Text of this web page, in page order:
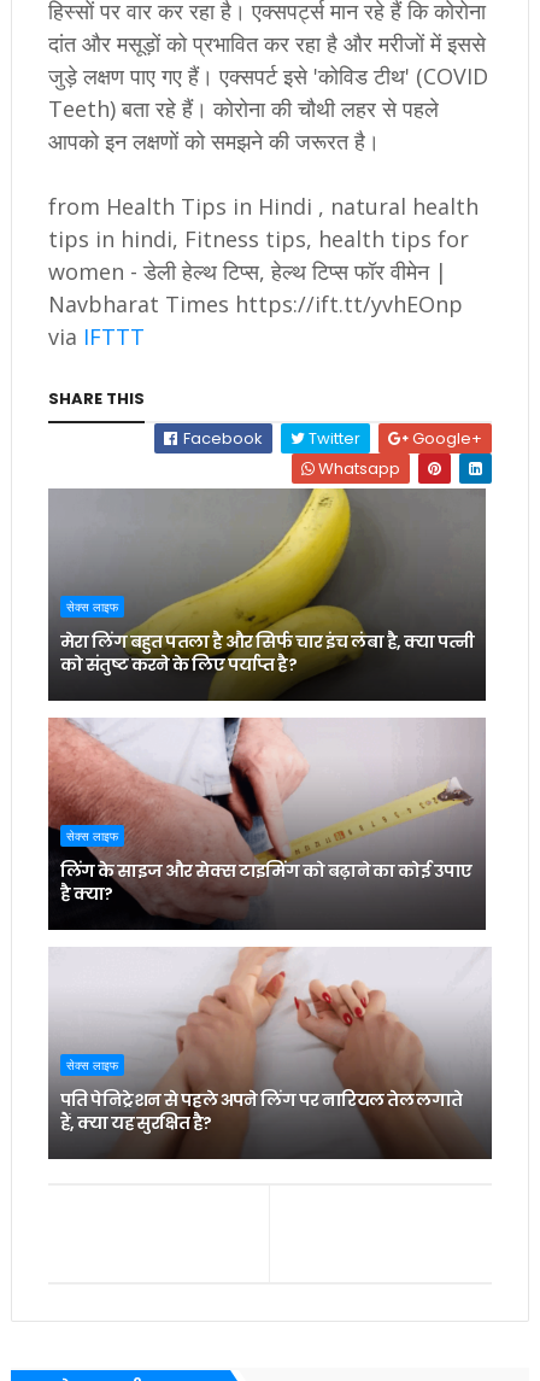
हिस्सों पर वार कर रहा है। एक्सपर्ट्स मान रहे हैं कि कोरोना
दांत और मसूड़ों को प्रभावित कर रहा है और मरीजों में इससे
जुड़े लक्षण पाए गए हैं। एक्सपर्ट इसे 'कोविड टीथ' (COVID
Teeth) बता रहे हैं। कोरोना की चौथी लहर से पहले
आपको इन लक्षणों को समझने की जरूरत है।
from Health Tips in Hindi , natural health
tips in hindi, Fitness tips, health tips for
women - डेली हेल्थ टिप्स, हेल्थ टिप्स फॉर वीमेन |
Navbharat Times https://ift.tt/yvhEOnp
via IFTTT
SHARE THIS
Facebook
Twitter
Google+
Whatsapp
सेक्स लाइफ
मेरा लिंग बहुत पतला है और सिर्फ चार इंच लंबा है, क्या पत्नी
को संतुष्ट करने के लिए पर्याप्त है?
सेक्स लाइफ
लिंग के साइज और सेक्स टाइमिंग को बढ़ाने का कोई उपाए
है क्या?
सेक्स लाइफ
पति पेनिट्रेशन से पहले अपने लिंग पर नारियल तेल लगाते
हैं, क्या यह सुरक्षित है?